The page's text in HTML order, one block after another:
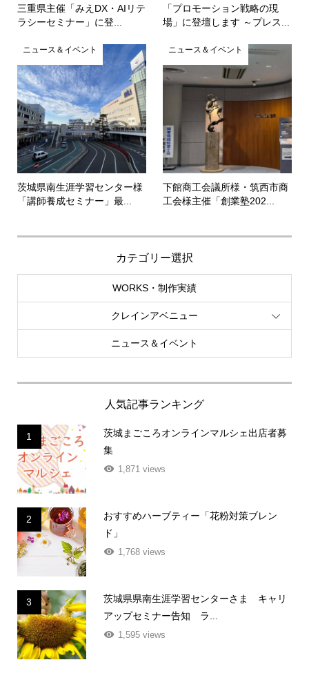
三重県主催「みえDX・AIリテ
ラシーセミナー」に登...
「プロモーション戦略の現
場」に登壇します ～プレス...
ニュース＆イベント
茨城県南生涯学習センター様
「講師養成セミナー」最...
ニュース＆イベント
下館商工会議所様・筑西市商
工会様主催「創業塾202...
カテゴリー選択
WORKS・制作実績
クレインアベニュー
ニュース＆イベント
人気記事ランキング
1
茨城まごころオンラインマルシェ出店者募
集
1,871 views
2
おすすめハーブティー「花粉対策ブレン
ド」
1,768 views
3
茨城県県南生涯学習センターさま キャリ
アップセミナー告知 ラ...
1,595 views